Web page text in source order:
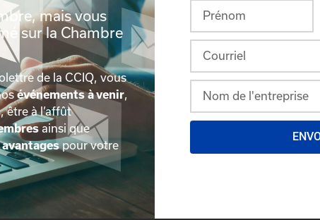
plus détaillée du répertoire via leur espace sécurisé.
délégués inscrits. Vous n'êtes pas membre?
mais vous
sur la Chambre
de la CCIQ, vous
événements à venir
, être à l’affût
ainsi que
avantagespour votre